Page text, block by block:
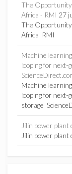
The Opportunity
Africa - RMI 27
The Opportunity
Africa RMI
Machine
looping for next-
Machine
looping for next-
storage
Jilin power
Jilin power